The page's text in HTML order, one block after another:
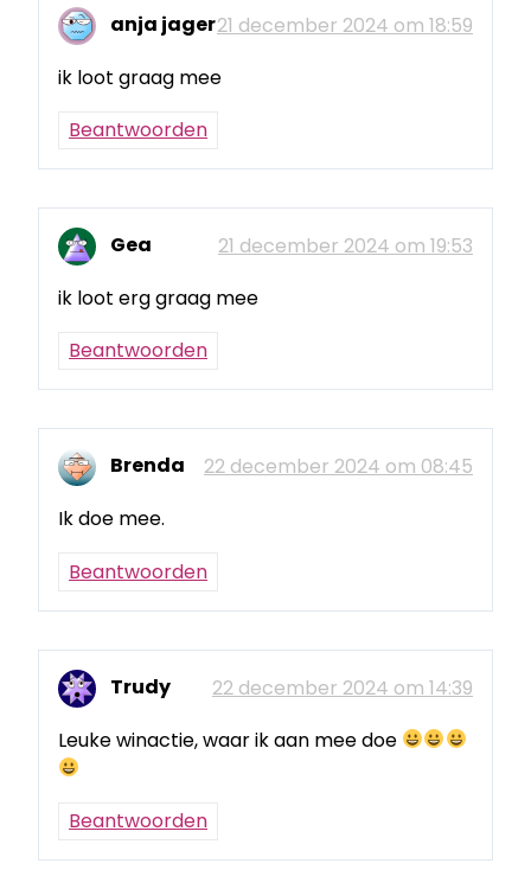
anja jager21 december 2024 om 18:59
ik loot graag mee
Beantwoorden
Gea
21 december 2024 om 19:53
ik loot erg graag mee
Beantwoorden
Brenda
22 december 2024 om 08:45
Ik doe mee.
Beantwoorden
Trudy
22 december 2024 om 14:39
Leuke winactie, waar ik aan mee doe
Beantwoorden